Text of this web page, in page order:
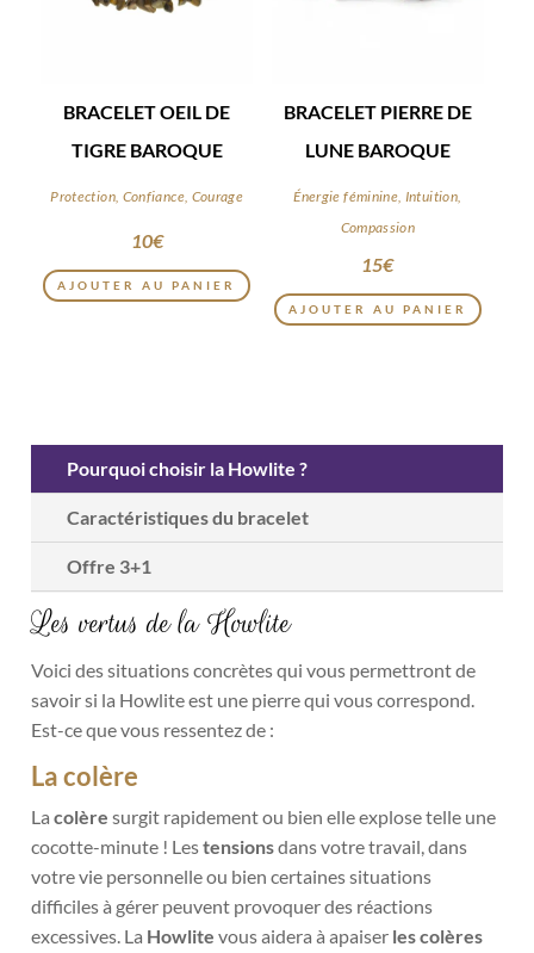
BRACELET OEIL DE
TIGRE BAROQUE
Protection, Confiance, Courage
10€
AJOUTER AU PANIER
BRACELET PIERRE DE
LUNE BAROQUE
Énergie féminine, Intuition,
Compassion
15€
AJOUTER AU PANIER
Pourquoi choisir la Howlite ?
Caractéristiques du bracelet
Offre 3+1
Les vertus de la Howlite
Voici des situations concrètes qui vous permettront de
savoir si la Howlite est une pierre qui vous correspond.
Est-ce que vous ressentez de :
La colère
La colère surgit rapidement ou bien elle explose telle une
cocotte-minute ! Lestensionsdans votre travail, dans
votre vie personnelle ou bien certaines situations
difficiles à gérer peuvent provoquer des réactions
excessives. La Howlitevous aidera à apaiser les colères